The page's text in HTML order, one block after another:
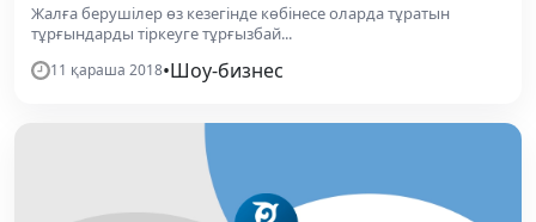
Жалға берушілер өз кезегінде көбінесе оларда тұратын
тұрғындарды тіркеуге тұрғызбай...
11 қараша 2018•Шоу-бизнес